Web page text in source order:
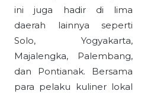
ini juga hadir di lima
daerah lainnya seperti
Solo, Yogyakarta,
Majalengka, Palembang,
dan Pontianak. Bersama
para pelaku kuliner lokal